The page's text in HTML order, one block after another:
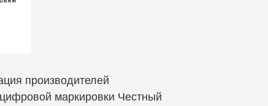
производителей
маркировки Честный